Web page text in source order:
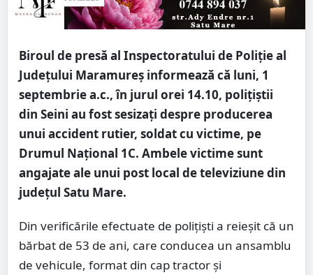
Biroul de presă al Inspectoratului de Poliție al
Județului Maramureș informează că luni, 1
septembrie a.c., în jurul orei 14.10, polițiștii
din Seini au fost sesizați despre producerea
unui accident rutier, soldat cu victime, pe
Drumul Național 1C. Ambele victime sunt
angajate ale unui post local de televiziune din
județul Satu Mare.
Din verificările efectuate de polițiști a reieșit că un
bărbat de 53 de ani, care conducea un ansamblu
de vehicule, format din cap tractor și